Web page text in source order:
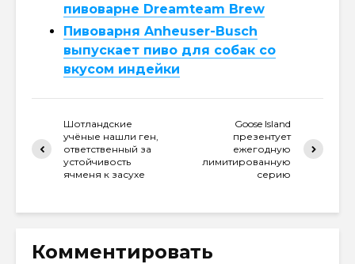
пивоварне Dreamteam Brew
Пивоварня Anheuser-Busch
выпускает пиво для собак со
вкусом индейки
Шотландские
учёные нашли ген,
ответственный за
устойчивость
ячменя к засухе
Goose Island
презентует
ежегодную
лимитированную
серию
Комментировать